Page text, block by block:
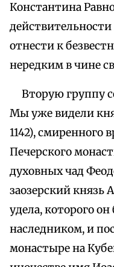
Константина
отнести к
нередким в чине
Вторую группу
Мы уже видели
1142), смиренного
Печерского
духовных чад
заозерский князь
удела, которого
наследником, и
монастыре на